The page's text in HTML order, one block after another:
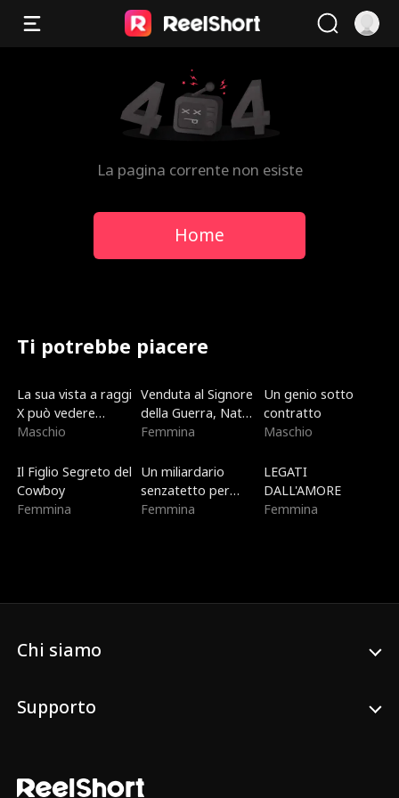
La pagina corrente non esiste
Home
Ti potrebbe piacere
La sua vista a raggi
X può vedere
dentro di te
Maschio
Venduta al Signore
della Guerra, Nata
per il Cielo
Femmina
Un genio sotto
contratto
Maschio
Il Figlio Segreto del
Cowboy
Femmina
Un miliardario
senzatetto per
Natale
Femmina
LEGATI
DALL'AMORE
Femmina
Chi siamo
Supporto